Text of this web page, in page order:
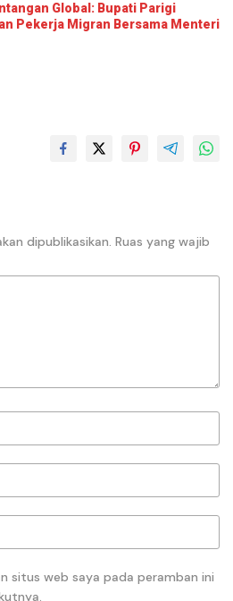
Global: Bupati Parigi
Pekerja Migran Bersama Menteri
dipublikasikan. Ruas yang wajib
situs web saya pada peramban ini